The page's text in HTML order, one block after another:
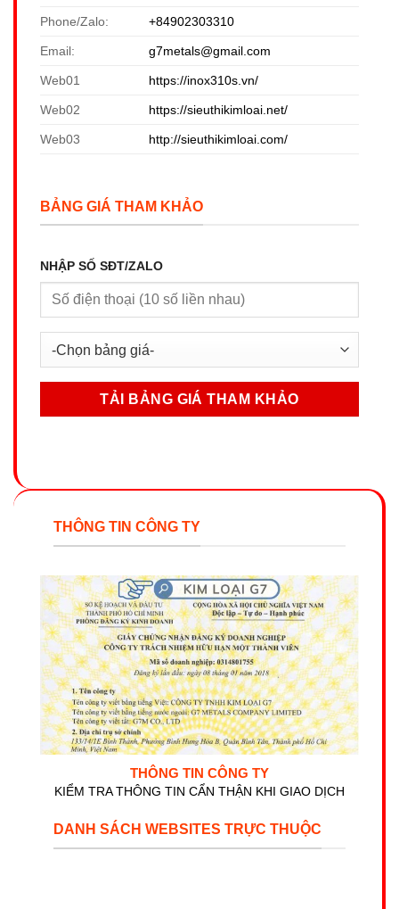
Phone/Zalo: +84902303310
Email: g7metals@gmail.com
Web01 https://inox310s.vn/
Web02 https://sieuthikimloai.net/
Web03 http://sieuthikimloai.com/
BẢNG GIÁ THAM KHẢO
NHẬP SỐ SĐT/ZALO
THÔNG TIN CÔNG TY
THÔNG TIN CÔNG TY
KIỂM TRA THÔNG TIN CẨN THẬN KHI GIAO DỊCH
DANH SÁCH WEBSITES TRỰC THUỘC